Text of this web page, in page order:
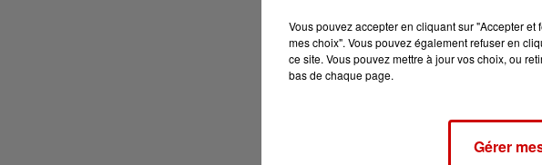
Vous pouvez accepter en cliquant sur "Accepter
mes choix". Vous pouvez également refuser en
ce site. Vous pouvez mettre à jour vos choix, ou
bas de chaque page.
Gérer